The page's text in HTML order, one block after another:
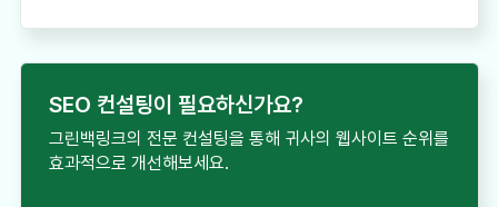
SEO 컨설팅이 필요하신가요?
그린백링크의 전문 컨설팅을 통해 귀사의 웹사이트 순위를
효과적으로 개선해보세요.